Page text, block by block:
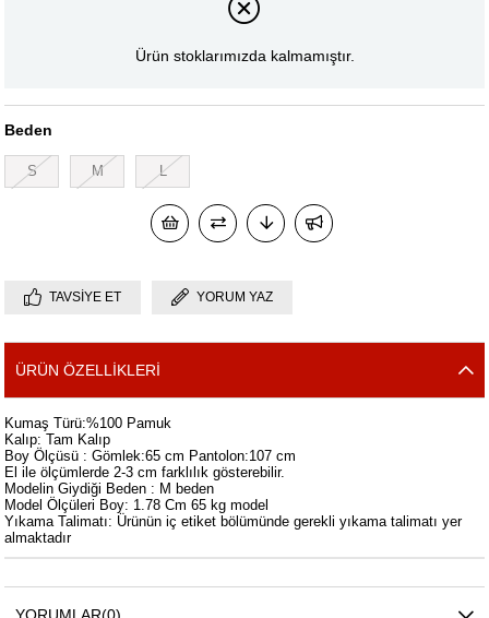
Ürün stoklarımızda kalmamıştır.
Beden
S M L
TAVSIYE ET YORUM YAZ
ÜRÜN ÖZELLIKLERI
Kumaş Türü:%100 Pamuk
Kalıp: Tam Kalıp
Boy Ölçüsü : Gömlek:65 cm Pantolon:107 cm
El ile ölçümlerde 2-3 cm farklılık gösterebilir.
Modelin Giydiği Beden : M beden
Model Ölçüleri Boy: 1.78 Cm 65 kg model
Yıkama Talimatı: Ürünün iç etiket bölümünde gerekli yıkama talimatı yer
almaktadır